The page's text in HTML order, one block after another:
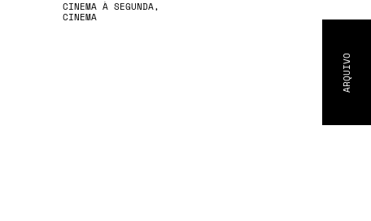
ARQUIVO
CINEMA À SEGUNDA,
CINEMA